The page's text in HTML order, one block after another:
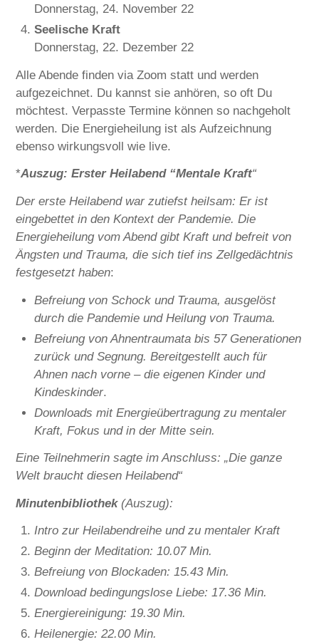
Donnerstag, 24. November 22
Seelische Kraft
Donnerstag, 22. Dezember 22
Alle Abende finden via Zoom statt und werden
aufgezeichnet. Du kannst sie anhören, so oft Du
möchtest. Verpasste Termine können so nachgeholt
werden. Die Energieheilung ist als Aufzeichnung
ebenso wirkungsvoll wie live.
*Auszug: Erster Heilabend “Mentale Kraft“
Der erste Heilabend war zutiefst heilsam: Er ist
eingebettet in den Kontext der Pandemie. Die
Energieheilung vom Abend gibt Kraft und befreit von
Ängsten und Trauma, die sich tief ins Zellgedächtnis
festgesetzt haben:
Befreiung von Schock und Trauma, ausgelöst
durch die Pandemie und Heilung von Trauma.
Befreiung von Ahnentraumata bis 57 Generationen
zurück und Segnung. Bereitgestellt auch für
Ahnen nach vorne – die eigenen Kinder und
Kindeskinder.
Downloads mit Energieübertragung zu mentaler
Kraft, Fokus und in der Mitte sein.
Eine Teilnehmerin sagte im Anschluss: „Die ganze
Welt braucht diesen Heilabend“
Minutenbibliothek(Auszug):
Intro zur Heilabendreihe und zu mentaler Kraft
Beginn der Meditation: 10.07 Min.
Befreiung von Blockaden: 15.43 Min.
Download bedingungslose Liebe: 17.36 Min.
Energiereinigung: 19.30 Min.
Heilenergie: 22.00 Min.